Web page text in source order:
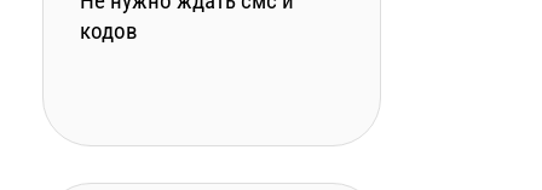
кодов